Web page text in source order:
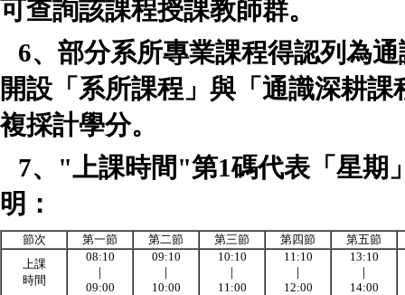
可查詢該課程授課教師群。
6、部分系所專業課程得認列為
開設「系所課程」與「通識深耕
複採計學分。
7、"上課時間"第1碼代表「星期
明：
節次 第一節 第二節 第三節 第四節
第五節
上課
時間
08:10
｜
09:00
09:10
｜
10:00
10:10
｜
11:00
11:10
｜
12:00
13:10
｜
14:00